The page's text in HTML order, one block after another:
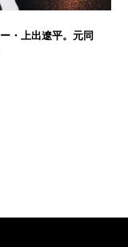
・上出遼平。元同